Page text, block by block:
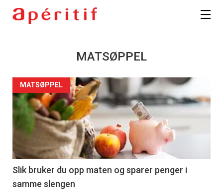
MATSØPPEL
MATSØPPEL
Slik bruker du opp maten og sparer penger i
samme slengen